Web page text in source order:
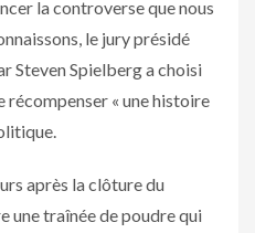
la controverse que nous
le jury présidé
Steven Spielberg a choisi
récompenser « une histoire
après la clôture du
une traînée de poudre qui